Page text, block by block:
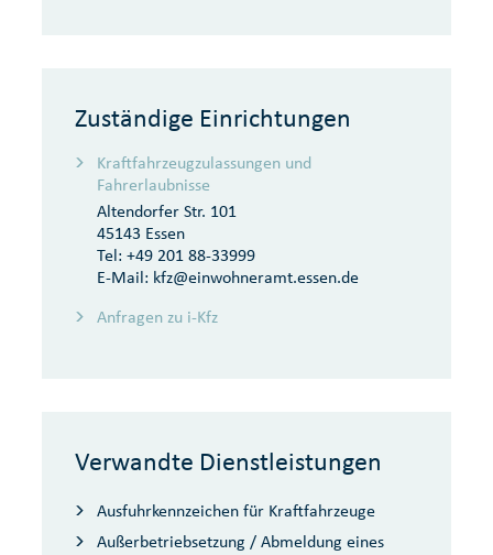
Zuständige Einrichtungen
Kraftfahrzeugzulassungen und
Fahrerlaubnisse
Altendorfer Str. 101
45143 Essen
Tel: +49 201 88-33999
E-Mail: kfz@einwohneramt.essen.de
Anfragen zu i-Kfz
Verwandte Dienstleistungen
Ausfuhrkennzeichen für Kraftfahrzeuge
Außerbetriebsetzung / Abmeldung eines